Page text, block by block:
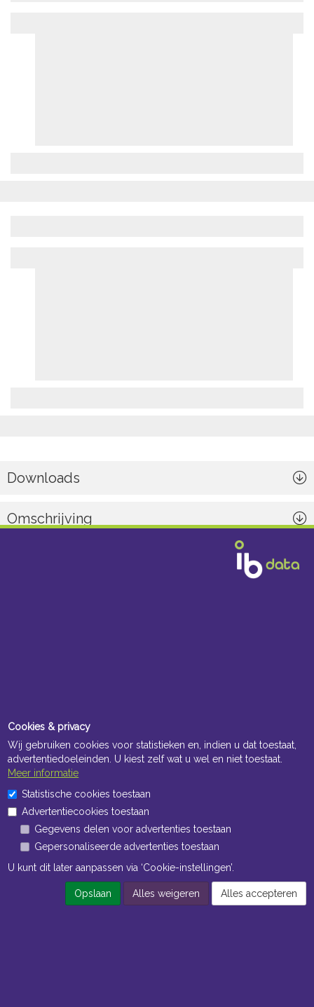
Downloads
Omschrijving
Openingstijden Kantoor
Openingstijden Magazijn
ma t/m vr 7:00 uur tot 16:30 uur
Cookies & privacy
Wij gebruiken cookies voor statistieken en, indien u dat toestaat,
advertentiedoeleinden. U kiest zelf wat u wel en niet toestaat.
Meer informatie
Statistische cookies toestaan
Advertentiecookies toestaan
Gegevens delen voor advertenties toestaan
Gepersonaliseerde advertenties toestaan
U kunt dit later aanpassen via ‘Cookie-instellingen’.
Opslaan Alles weigeren Alles accepteren